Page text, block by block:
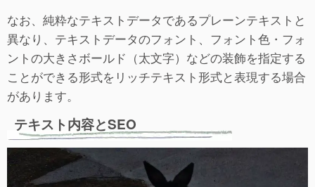
なお、純粋なテキストデータであるプレーンテキストと
異なり、テキストデータのフォント、フォント色・フォ
ントの大きさボールド（太文字）などの装飾を指定する
ことができる形式をリッチテキスト形式と表現する場合
があります。
テキスト内容とSEO